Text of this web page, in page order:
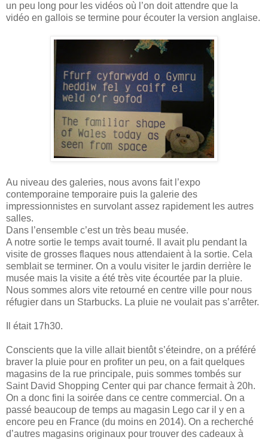
un peu long pour les vidéos où l’on doit attendre que la
vidéo en gallois se termine pour écouter la version anglaise.
Au niveau des galeries, nous avons fait l’expo
contemporaine temporaire puis la galerie des
impressionnistes en survolant assez rapidement les autres
salles.
Dans l’ensemble c’est un très beau musée.
A notre sortie le temps avait tourné. Il avait plu pendant la
visite de grosses flaques nous attendaient à la sortie. Cela
semblait se terminer. On a voulu visiter le jardin derrière le
musée mais la visite a été très vite écourtée par la pluie.
Nous sommes alors vite retourné en centre ville pour nous
réfugier dans un Starbucks. La pluie ne voulait pas s’arrêter.
Il était 17h30.
Conscients que la ville allait bientôt s’éteindre, on a préféré
braver la pluie pour en profiter un peu, on a fait quelques
magasins de la rue principale, puis sommes tombés sur
Saint David Shopping Center qui par chance fermait à 20h.
On a donc fini la soirée dans ce centre commercial. On a
passé beaucoup de temps au magasin Lego car il y en a
encore peu en France (du moins en 2014). On a recherché
d’autres magasins originaux pour trouver des cadeaux à